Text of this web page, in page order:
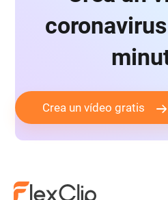
Crea un vídeo gratis